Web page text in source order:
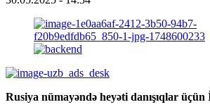
Rusiya nümayəndə heyəti danışıqlar